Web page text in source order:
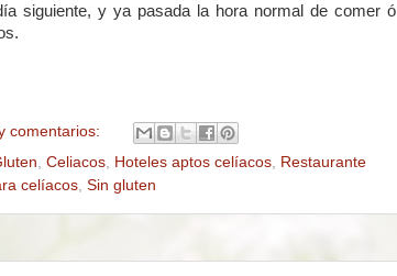
siguiente, y ya pasada la hora normal de comer ó
comentarios:
, Celiacos, Hoteles aptos celíacos, Restaurante
celíacos, Sin gluten